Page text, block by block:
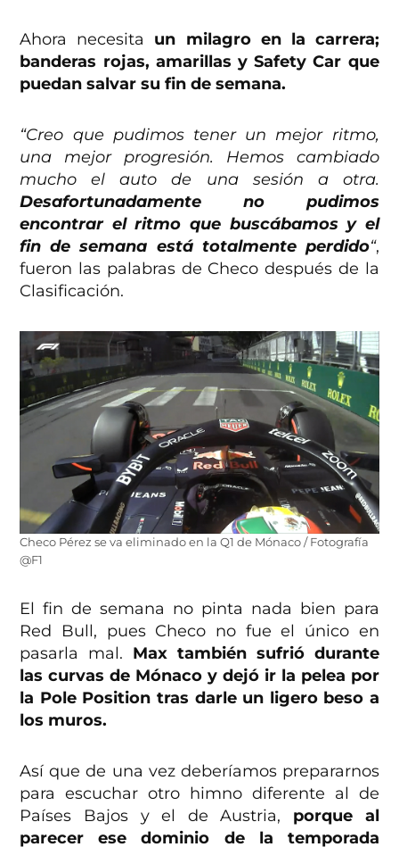
Ahora necesita
un milagro en la carrera;
banderas rojas, amarillas y Safety Car que
puedan salvar su fin de semana.
“Creo que pudimos tener un mejor ritmo,
una mejor progresión. Hemos cambiado
mucho el auto de una sesión a otra.
Desafortunadamente no pudimos
encontrar el ritmo que buscábamos y el
fin de semana está totalmente perdido“,
fueron las palabras de Checo después de la
Clasificación.
Checo Pérez se va eliminado en la Q1 de Mónaco / Fotografía
@F1
El fin de semana no pinta nada bien para
Red Bull, pues Checo no fue el único en
pasarla mal. Max también sufrió durante
las curvas de Mónaco y dejó ir la pelea por
la Pole Position tras darle un ligero beso a
los muros.
Así que de una vez deberíamos prepararnos
para escuchar otro himno diferente al de
Países Bajos y el de Austria, porque al
parecer ese dominio de la temporada